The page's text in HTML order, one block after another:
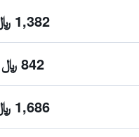
1,382 ﷼
842 ﷼
1,686 ﷼